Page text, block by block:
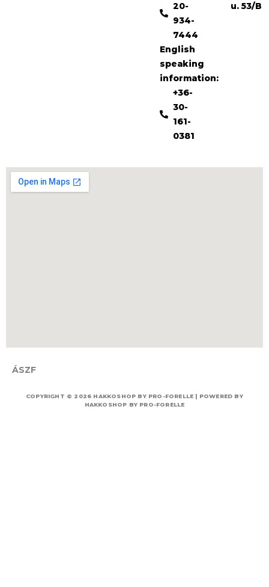
20-
934-
7444
English
speaking
information:
+36-
30-
161-
0381
u. 53/B
ÁSZF
COPYRIGHT © 2026 HAKKOSHOP BY PRO-FORELLE | POWERED BY
HAKKOSHOP BY PRO-FORELLE